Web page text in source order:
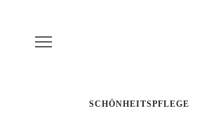
SCHÖNHEITSPFLEGE